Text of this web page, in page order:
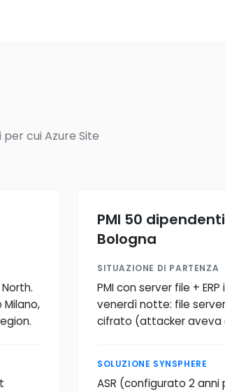
cui Azure Site
PMI 50
Bologna
SITUAZIONE DI PARTENZA
PMI con server file +
venerdì notte: file
cifrato (attacker aveva
SOLUZIONE SYNSPHERE
ASR (configurato 2